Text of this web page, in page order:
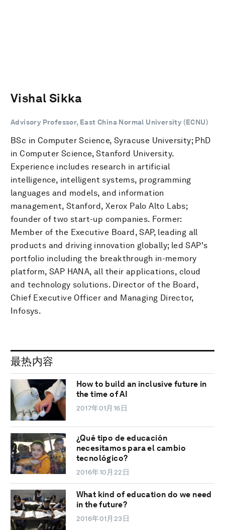
Vishal Sikka
Advisory Professor, East China Normal University (ECNU)
BSc in Computer Science, Syracuse University; PhD
in Computer Science, Stanford University.
Experience includes research in artificial
intelligence, intelligent systems, programming
languages and models, and information
management, Stanford, Xerox Palo Alto Labs;
founder of two start-up companies. Former:
Member of the Executive Board, SAP, leading all
products and driving innovation globally; led SAP's
portfolio including the breakthrough in-memory
platform, SAP HANA, all their applications, cloud
and technology solutions. Director of the Board,
Chief Executive Officer and Managing Director,
Infosys.
最热内容
How to build an inclusive future in
the time of AI
2017年01月16日
¿Qué tipo de educación
necesitamos para el cambio
tecnológico?
2016年10月22日
What kind of education do we need
in the future?
2016年01月23日